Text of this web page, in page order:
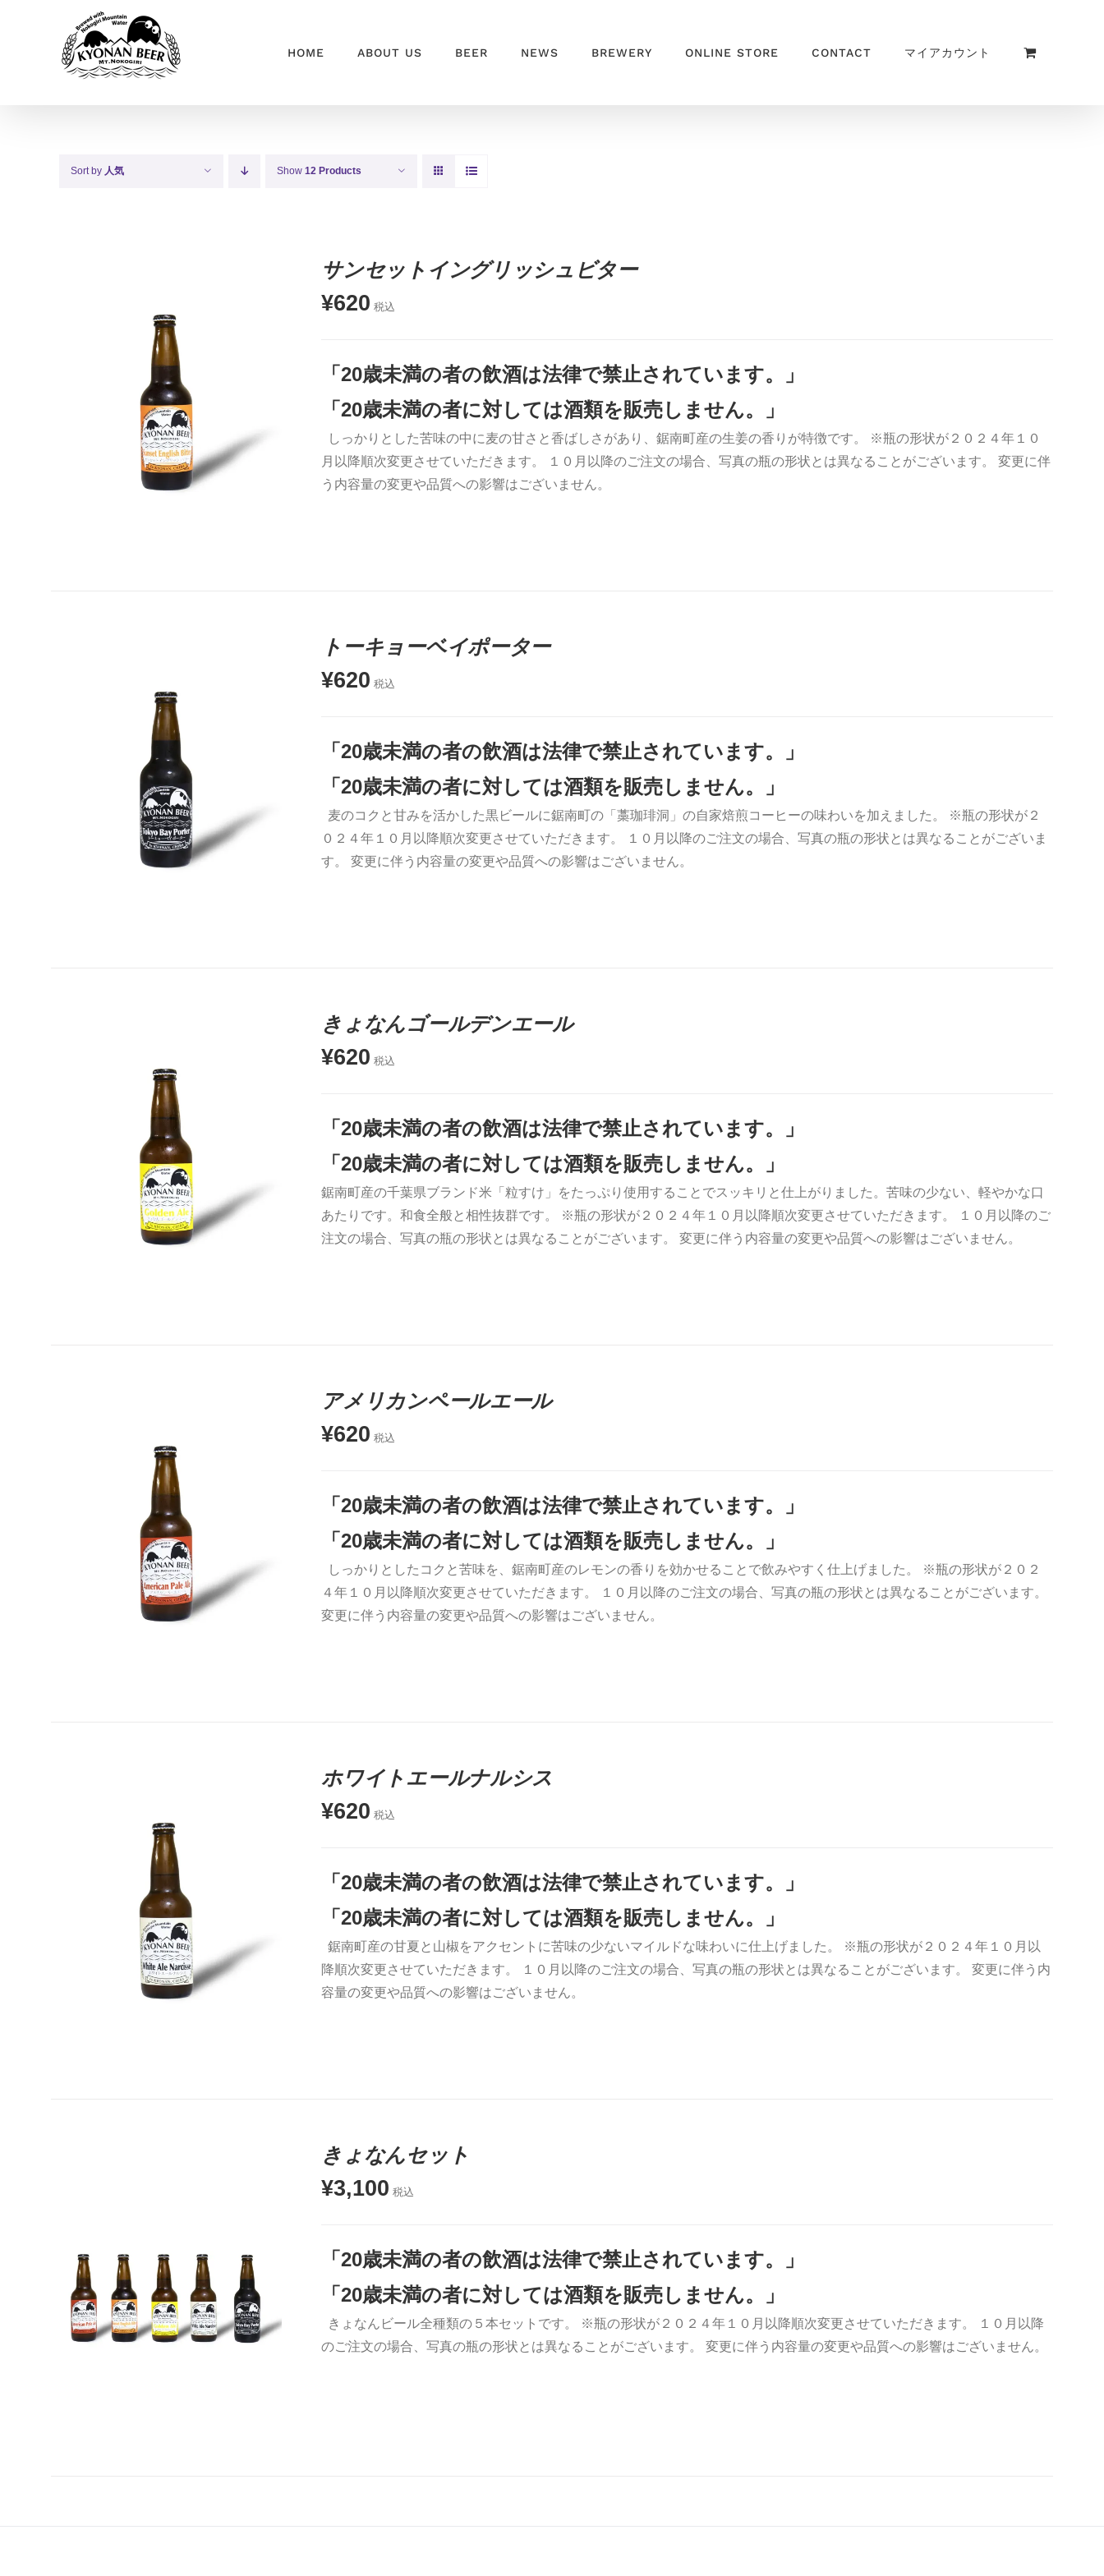
HOME ABOUT US BEER NEWS BREWERY ONLINE STORE CONTACT マイアカウント
Sort by 人気 Show 12 Products
お買い物カゴに追加 QUICK VIEW
サンセットイングリッシュビター
¥620 税込
「20歳未満の者の飲酒は法律で禁止されています。」
「20歳未満の者に対しては酒類を販売しません。」
しっかりとした苦味の中に麦の甘さと香ばしさがあり、鋸南町産の生姜の香りが特徴です。 ※瓶の形状が２０２４年１０
月以降順次変更させていただきます。 １０月以降のご注文の場合、写真の瓶の形状とは異なることがございます。 変更に伴
う内容量の変更や品質への影響はございません。
5段階中
5.00
の評価
お買い物カゴに追加 QUICK VIEW
トーキョーベイポーター
¥620 税込
「20歳未満の者の飲酒は法律で禁止されています。」
「20歳未満の者に対しては酒類を販売しません。」
麦のコクと甘みを活かした黒ビールに鋸南町の「藁珈琲洞」の自家焙煎コーヒーの味わいを加えました。 ※瓶の形状が２
０２４年１０月以降順次変更させていただきます。 １０月以降のご注文の場合、写真の瓶の形状とは異なることがございま
す。 変更に伴う内容量の変更や品質への影響はございません。
お買い物カゴに追加 QUICK VIEW
きょなんゴールデンエール
¥620 税込
「20歳未満の者の飲酒は法律で禁止されています。」
「20歳未満の者に対しては酒類を販売しません。」
鋸南町産の千葉県ブランド米「粒すけ」をたっぷり使用することでスッキリと仕上がりました。苦味の少ない、軽やかな口
あたりです。和食全般と相性抜群です。 ※瓶の形状が２０２４年１０月以降順次変更させていただきます。 １０月以降のご
注文の場合、写真の瓶の形状とは異なることがございます。 変更に伴う内容量の変更や品質への影響はございません。
お買い物カゴに追加 QUICK VIEW
アメリカンペールエール
¥620 税込
「20歳未満の者の飲酒は法律で禁止されています。」
「20歳未満の者に対しては酒類を販売しません。」
しっかりとしたコクと苦味を、鋸南町産のレモンの香りを効かせることで飲みやすく仕上げました。 ※瓶の形状が２０２
４年１０月以降順次変更させていただきます。 １０月以降のご注文の場合、写真の瓶の形状とは異なることがございます。
変更に伴う内容量の変更や品質への影響はございません。
お買い物カゴに追加 QUICK VIEW
ホワイトエールナルシス
¥620 税込
「20歳未満の者の飲酒は法律で禁止されています。」
「20歳未満の者に対しては酒類を販売しません。」
鋸南町産の甘夏と山椒をアクセントに苦味の少ないマイルドな味わいに仕上げました。 ※瓶の形状が２０２４年１０月以
降順次変更させていただきます。 １０月以降のご注文の場合、写真の瓶の形状とは異なることがございます。 変更に伴う内
容量の変更や品質への影響はございません。
お買い物カゴに追加 QUICK VIEW
きょなんセット
¥3,100 税込
「20歳未満の者の飲酒は法律で禁止されています。」
「20歳未満の者に対しては酒類を販売しません。」
きょなんビール全種類の５本セットです。 ※瓶の形状が２０２４年１０月以降順次変更させていただきます。 １０月以降
のご注文の場合、写真の瓶の形状とは異なることがございます。 変更に伴う内容量の変更や品質への影響はございません。